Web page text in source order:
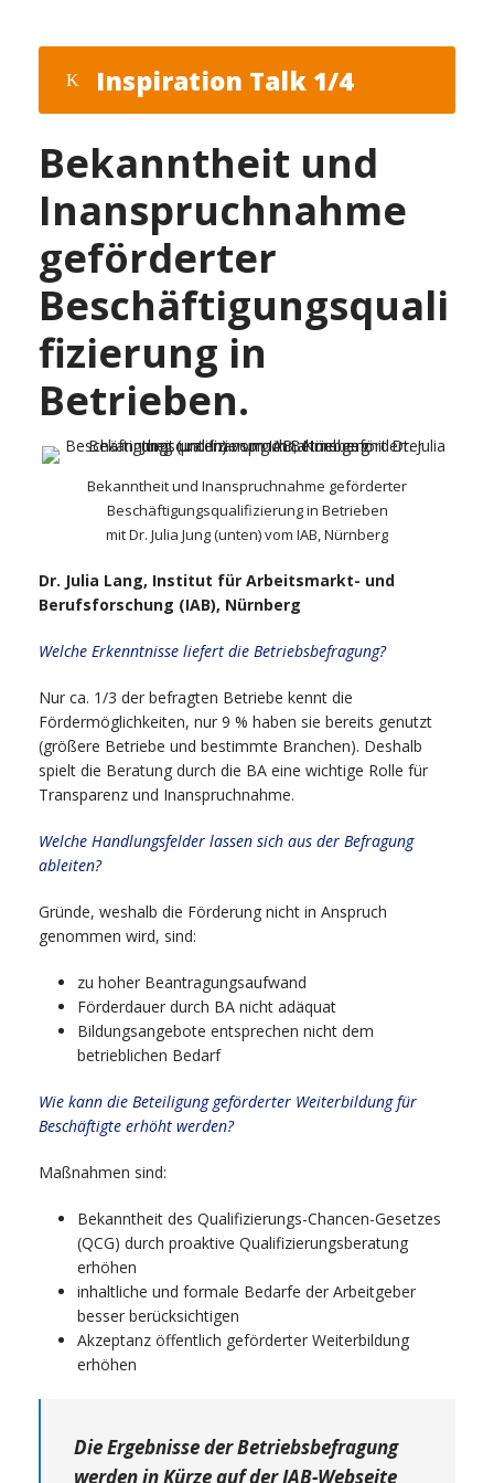
Inspiration Talk 1/4
Bekanntheit und
Inanspruchnahme
geförderter
Beschäftigungsquali
fizierung in
Betrieben.
Bekanntheit und Inanspruchnahme geförderter
Beschäftigungsqualifizierung in Betrieben
mit Dr. Julia Jung (unten) vom IAB, Nürnberg
Dr. Julia Lang, Institut für Arbeitsmarkt- und
Berufsforschung (IAB), Nürnberg
Welche Erkenntnisse liefert die Betriebsbefragung?
Nur ca. 1/3 der befragten Betriebe kennt die
Fördermöglichkeiten, nur 9 % haben sie bereits genutzt
(größere Betriebe und bestimmte Branchen). Deshalb
spielt die Beratung durch die BA eine wichtige Rolle für
Transparenz und Inanspruchnahme.
Welche Handlungsfelder lassen sich aus der Befragung
ableiten?
Gründe, weshalb die Förderung nicht in Anspruch
genommen wird, sind:
zu hoher Beantragungsaufwand
Förderdauer durch BA nicht adäquat
Bildungsangebote entsprechen nicht dem
betrieblichen Bedarf
Wie kann die Beteiligung geförderter Weiterbildung für
Beschäftigte erhöht werden?
Maßnahmen sind:
Bekanntheit des Qualifizierungs-Chancen-Gesetzes
(QCG) durch proaktive Qualifizierungsberatung
erhöhen
inhaltliche und formale Bedarfe der Arbeitgeber
besser berücksichtigen
Akzeptanz öffentlich geförderter Weiterbildung
erhöhen
Die Ergebnisse der Betriebsbefragung
werden in Kürze auf der IAB-Webseite